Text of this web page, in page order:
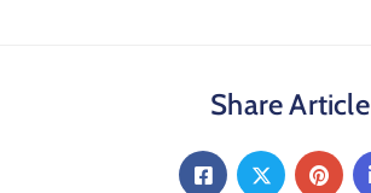
Share Article